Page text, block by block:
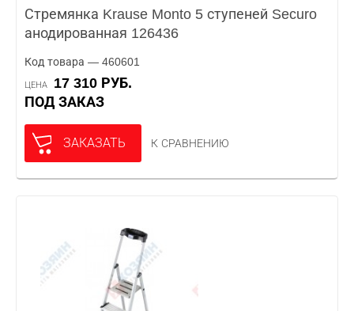
Стремянка Krause Monto 5 ступеней Securo
анодированная 126436
Код товара — 460601
ЦЕНА
17 310 РУБ.
ПОД ЗАКАЗ
ЗАКАЗАТЬ К СРАВНЕНИЮ